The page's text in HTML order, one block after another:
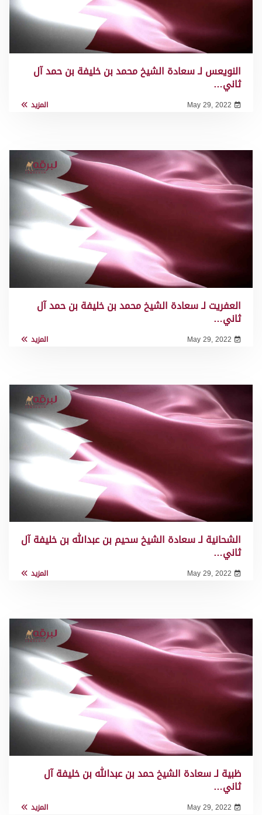
النويعس لـ سعادة الشيخ محمد بن خليفة بن حمد آل
ثاني…
May 29, 2022 المزيد
العفريت لـ سعادة الشيخ محمد بن خليفة بن حمد آل
ثاني…
May 29, 2022 المزيد
الشحانية لـ سعادة الشيخ سحيم بن عبدالله بن خليفة آل
ثاني…
May 29, 2022 المزيد
ظبية لـ سعادة الشيخ حمد بن عبدالله بن خليفة آل
ثاني…
May 29, 2022 المزيد